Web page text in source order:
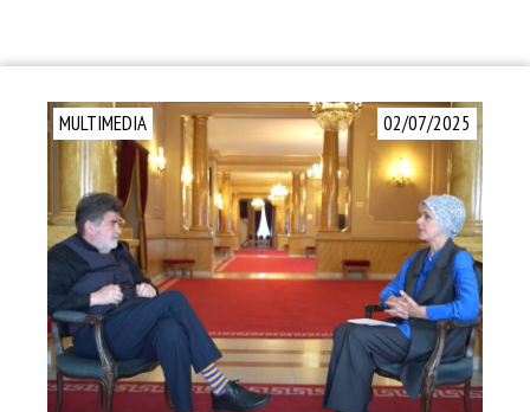
02/07/2025
MULTIMEDIA